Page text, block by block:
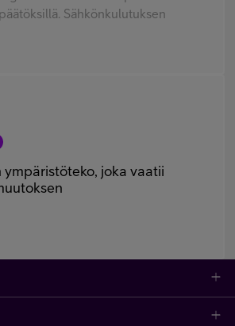
Sähkönkulutuksen
ympäristöteko, joka vaatii